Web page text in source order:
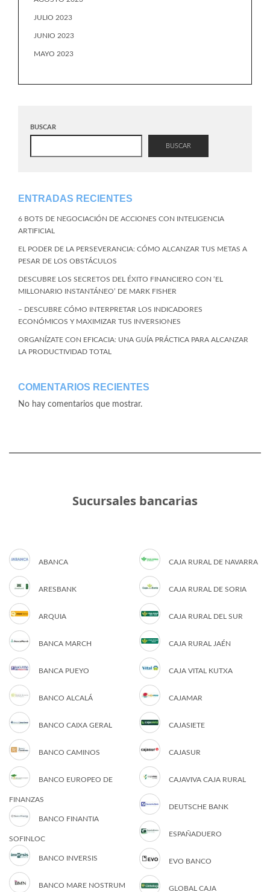
JULIO 2023
JUNIO 2023
MAYO 2023
BUSCAR
BUSCAR
ENTRADAS RECIENTES
6 BOTS DE NEGOCIACIÓN DE ACCIONES CON INTELIGENCIA
ARTIFICIAL
EL PODER DE LA PERSEVERANCIA: CÓMO ALCANZAR TUS METAS A
PESAR DE LOS OBSTÁCULOS
DESCUBRE LOS SECRETOS DEL ÉXITO FINANCIERO CON ‘EL
MILLONARIO INSTANTÁNEO’ DE MARK FISHER
– DESCUBRE CÓMO INTERPRETAR LOS INDICADORES
ECONÓMICOS Y MAXIMIZAR TUS INVERSIONES
ORGANÍZATE CON EFICACIA: UNA GUÍA PRÁCTICA PARA ALCANZAR
LA PRODUCTIVIDAD TOTAL
COMENTARIOS RECIENTES
No hay comentarios que mostrar.
Sucursales bancarias
ABANCA
ARESBANK
ARQUIA
BANCA MARCH
BANCA PUEYO
BANCO ALCALÁ
BANCO CAIXA GERAL
BANCO CAMINOS
BANCO EUROPEO DE
FINANZAS
BANCO FINANTIA
SOFINLOC
BANCO INVERSIS
BANCO MARE NOSTRUM
CAJA RURAL DE NAVARRA
CAJA RURAL DE SORIA
CAJA RURAL DEL SUR
CAJA RURAL JAÉN
CAJA VITAL KUTXA
CAJAMAR
CAJASIETE
CAJASUR
CAJAVIVA CAJA RURAL
DEUTSCHE BANK
ESPAÑADUERO
EVO BANCO
GLOBAL CAJA